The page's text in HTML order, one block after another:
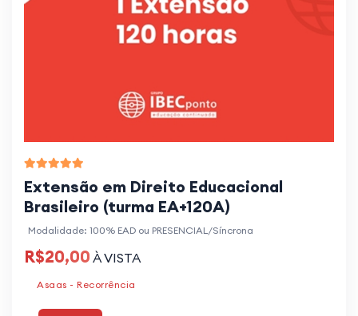
Extensão em Direito Educacional
Brasileiro (turma EA+120A)
Modalidade: 100% EAD ou PRESENCIAL/Síncrona
R$20,00 À VISTA
Asaas - Recorrência